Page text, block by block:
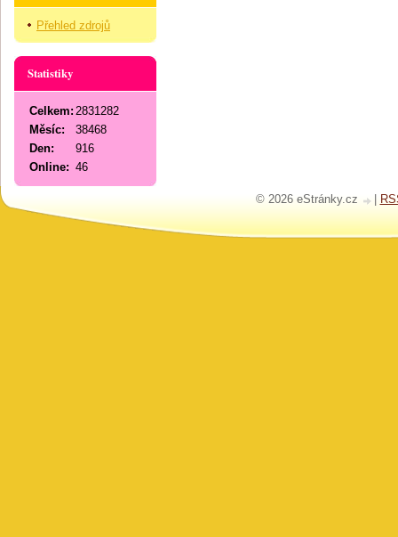
Přehled zdrojů
Statistiky
Online: 46
Celkem: 2831282
Měsíc:
38468
Den:
916
© 2026 eStránky.cz